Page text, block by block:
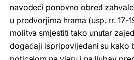
navodeći ponovno obred
u predvorjima hrama (usp. rr. 17-
molitva smjestiti tako unutar
događaji ispripovijedani su kako